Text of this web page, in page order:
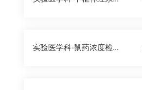
实验医学科-鼠药浓度检...